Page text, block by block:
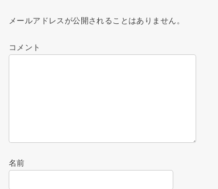
メールアドレスが公開されることはありません。
コメント
名前